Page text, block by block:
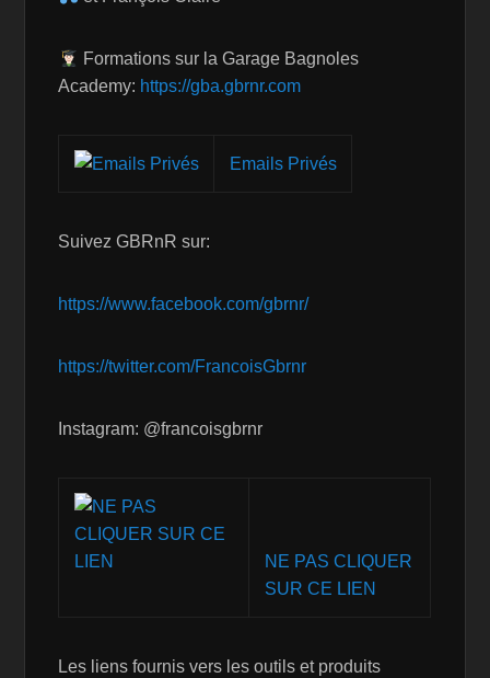
Formations sur la Garage Bagnoles
Academy: https://gba.gbrnr.com
Emails Privés
Suivez GBRnR sur:
https://www.facebook.com/gbrnr/
https://twitter.com/FrancoisGbrnr
Instagram: @francoisgbrnr
NE PAS CLIQUER
SUR CE LIEN
Les liens fournis vers les outils et produits